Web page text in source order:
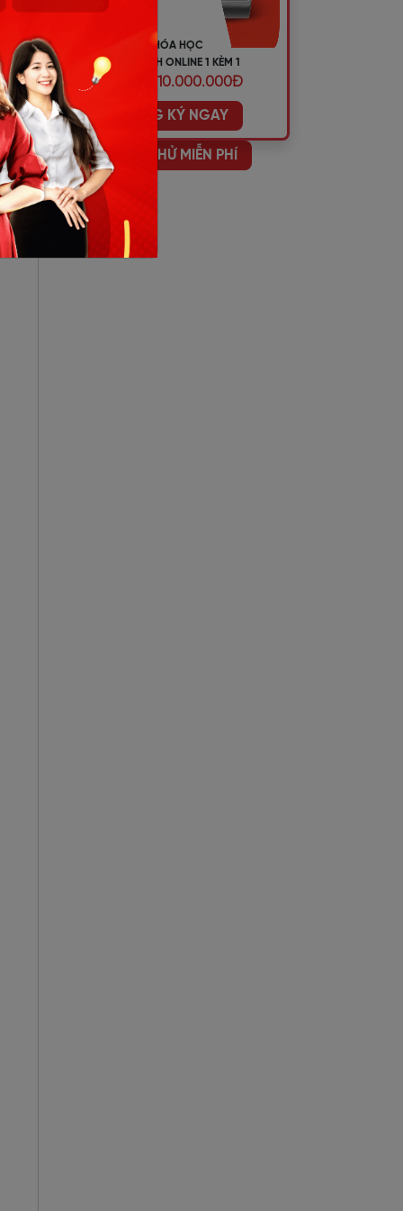
KHÓA HỌC
TIẾNG ANH ONLINE 1 KÈM 1
ƯU ĐÃI 10.000.000Đ
ĐĂNG KÝ NGAY
HỌC THỬ MIỄN PHÍ